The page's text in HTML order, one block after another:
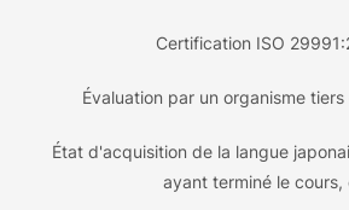
Certification ISO
Évaluation par un organisme
État d'acquisition de la langue
ayant terminé le cours,